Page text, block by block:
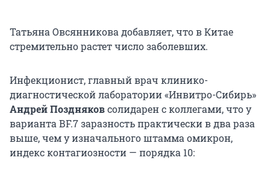
Татьяна Овсянникова добавляет, что в Китае
стремительно растет число заболевших.
Инфекционист, главный врач клинико-
диагностической лаборатории «Инвитро-Сибирь»
Андрей Поздняковсолидарен с коллегами, что у
варианта ВF.7 заразность практически в два раза
выше, чем у изначального штамма омикрон,
индекс контагиозности — порядка 10: